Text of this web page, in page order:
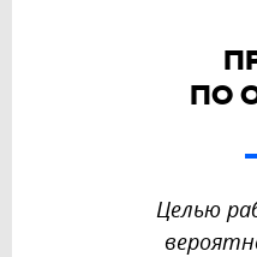
ПО
Целью